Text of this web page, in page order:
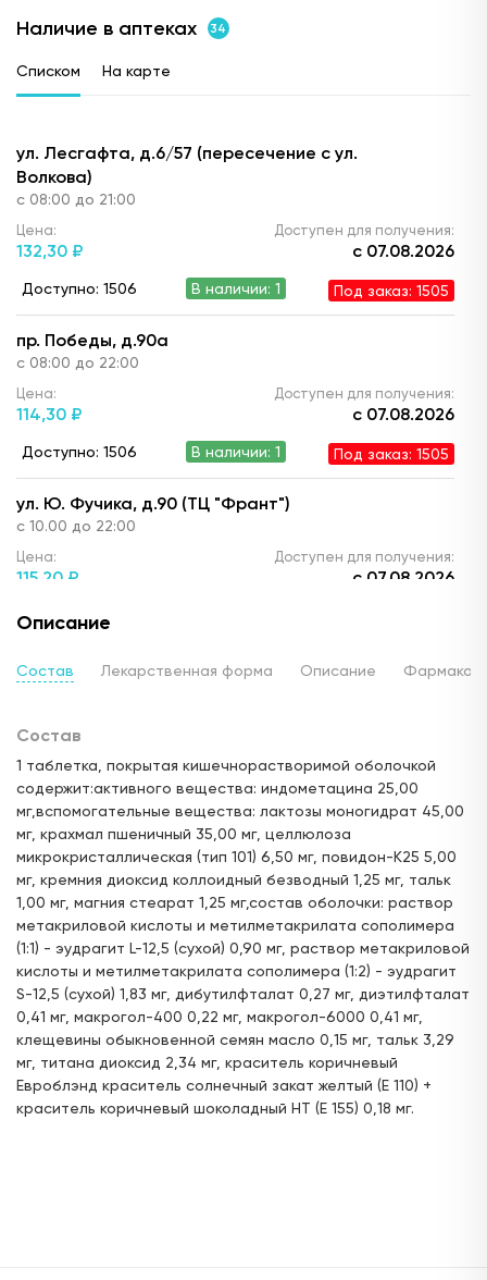
Наличие в аптеках 34
Списком На карте
ул. Лесгафта, д.6/57 (пересечение с ул.
Волкова)
с 08:00 до 21:00
Цена:
132,30 ₽
Доступен для получения:
с 07.08.2026
Доступно: 1506 В наличии: 1 Под заказ: 1505
пр. Победы, д.90а
с 08:00 до 22:00
Цена:
114,30 ₽
Доступен для получения:
с 07.08.2026
Доступно: 1506 В наличии: 1 Под заказ: 1505
ул. Ю. Фучика, д.90 (ТЦ "Франт")
с 10.00 до 22:00
Цена:
115, 20 ₽
Доступен для получения:
с 07.08.2026
Доступно: 1506
ул. Горького, д.17
125,10 ₽
Доступно: 1506 В наличии: 1 Под заказ: 1505
ул. Краснококшайская, д. 162 (остановка
Фрунзе)
с 08:00 до 21:00
Цена:
103,50 ₽
Доступен для получения:
с 07.08.2026
Доступно: 1512 В наличии: 7 Под заказ: 1505
ул. Карбышева, д.40
24 часа
Цена:
111,60 ₽
Доступен для получения:
с 06.08.2026
Описание
Состав Лекарственная форма Описание
Состав
1 таблетка, покрытая кишечнорастворимой оболочкой
содержит:активного вещества: индометацина 25,00
мг,вспомогательные вещества: лактозы моногидрат 45,00
мг, крахмал пшеничный 35,00 мг, целлюлоза
микрокристаллическая (тип 101) 6,50 мг, повидон-К25 5,00
мг, кремния диоксид коллоидный безводный 1,25 мг, тальк
1,00 мг, магния стеарат 1,25 мг,состав оболочки: раствор
метакриловой кислоты и метилметакрилата сополимера
(1:1) - эудрагит L-12,5 (сухой) 0,90 мг, раствор метакриловой
кислоты и метилметакрилата сополимера (1:2) - эудрагит
S-12,5 (сухой) 1,83 мг, дибутилфталат 0,27 мг, диэтилфталат
0,41 мг, макрогол-400 0,22 мг, макрогол-6000 0,41 мг,
клещевины обыкновенной семян масло 0,15 мг, тальк 3,29
мг, титана диоксид 2,34 мг, краситель коричневый
Евроблэнд краситель солнечный закат желтый (Е 110) +
краситель коричневый шоколадный НТ (Е 155) 0,18 мг.